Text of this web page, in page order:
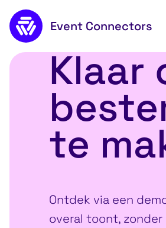
Naar de inhoud
Event Connectors
Holland
Klaar
te
Ontdek via een
overal toont,